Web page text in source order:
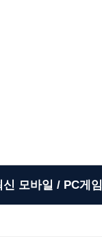
모바일 / PC게임